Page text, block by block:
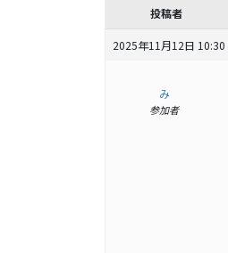
投稿者
2025年11月12日 10:30
み
参加者